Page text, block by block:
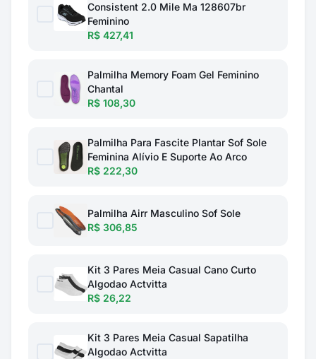
Consistent 2.0 Mile Ma 128607br
Feminino
R$ 427,41
Palmilha Memory Foam Gel Feminino
Chantal
R$ 108,30
Palmilha Para Fascite Plantar Sof Sole
Feminina Alívio E Suporte Ao Arco
R$ 222,30
Palmilha Airr Masculino Sof Sole
R$ 306,85
Kit 3 Pares Meia Casual Cano Curto
Algodao Actvitta
R$ 26,22
Kit 3 Pares Meia Casual Sapatilha
Algodao Actvitta